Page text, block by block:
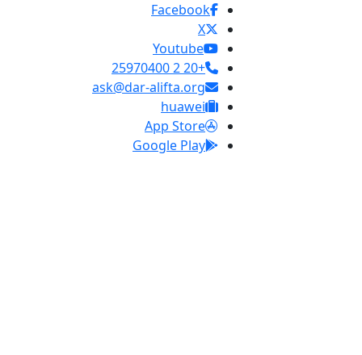
Facebook
X
Youtube
+20 2 25970400
ask@dar-alifta.org
huawei
App Store
Google Play